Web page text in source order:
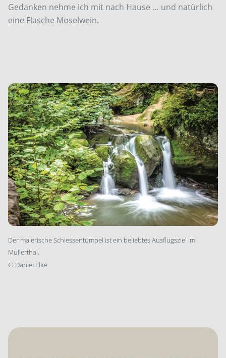
Gedanken nehme ich mit nach Hause … und natürlich
eine Flasche Moselwein.
Der malerische Schiessentümpel ist ein beliebtes Ausflugsziel im
Mullerthal.
© Daniel Elke